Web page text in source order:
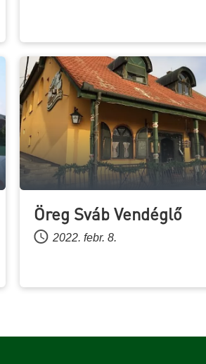
Öreg Sváb Vendéglő
2022. febr. 8.